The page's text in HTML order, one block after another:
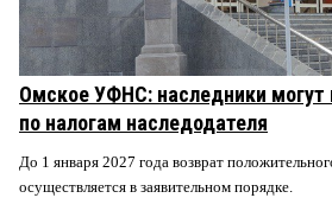
Омское УФНС: наследники могут
по налогам наследодателя
До 1 января 2027 года возврат
осуществляется в заявительном порядке.